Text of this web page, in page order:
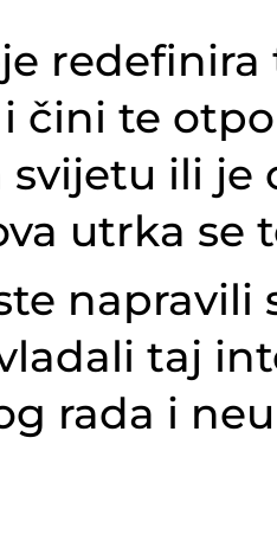
čini te
ili je
utrka
napravili
taj
rada i